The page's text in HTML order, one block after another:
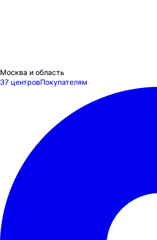
Москва и область
37 центровПокупателям